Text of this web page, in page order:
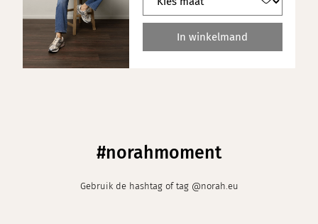
In winkelmand
#norahmoment
Gebruik de hashtag of tag @norah.eu